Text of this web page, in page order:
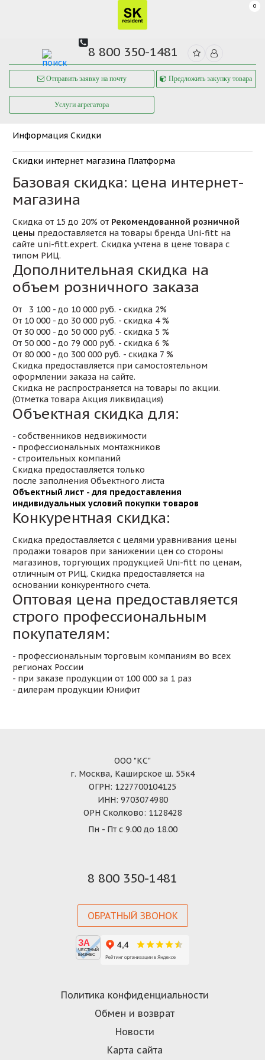
0
8 800 350-1481
Отправить заявку на почту Предложить закупку товара
Услуги агрегатора
Информация Скидки
Скидки интернет магазина Платформа
Базовая скидка: цена интернет-
магазина
Скидка от 15 до 20% от Рекомендованной розничной
цены предоставляется на товары бренда Uni-fitt на
сайте uni-fitt.expert. Скидка учтена в цене товара с
типом РИЦ.
Дополнительная скидка на
объем розничного заказа
От 3 100 - до 10 000 руб. - скидка 2%
От 10 000 - до 30 000 руб. - скидка 4 %
От 30 000 - до 50 000 руб. - скидка 5 %
От 50 000 - до 79 000 руб. - скидка 6 %
От 80 000 - до 300 000 руб. - скидка 7 %
Скидка предоставляется при самостоятельном
оформлении заказа на сайте.
Скидка не распространяется на товары по акции.
(Отметка товара Акция ликвидация)
Объектная скидка для:
- собственников недвижимости
- профессиональных монтажников
- строительных компаний
Скидка предоставляется только
после заполнения Объектного листа
Объектный лист - для предоставления
индивидуальных условий покупки товаров
Конкурентная скидка:
Скидка предоставляется с целями уравнивания цены
продажи товаров при занижении цен со стороны
магазинов, торгующих продукцией Uni-fitt по ценам,
отличным от РИЦ. Скидка предоставляется на
основании конкурентного счета.
Оптовая цена предоставляется
строго профессиональным
покупателям:
- профессиональным торговым компаниям во всех
регионах России
- при заказе продукции от 100 000 за 1 раз
- дилерам продукции Юнифит
ООО "КС"
г. Москва, Каширское ш. 55к4
ОГРН: 1227700104125
ИНН: 9703074980
ОРН Сколково: 1128428
Пн - Пт с 9.00 до 18.00
Политика конфиденциальности
Обмен и возврат
Новости
Карта сайта
8 800 350-1481
ОБРАТНЫЙ ЗВОНОК
ЗА
ЧЕСТНЫЙ
БИЗНЕС